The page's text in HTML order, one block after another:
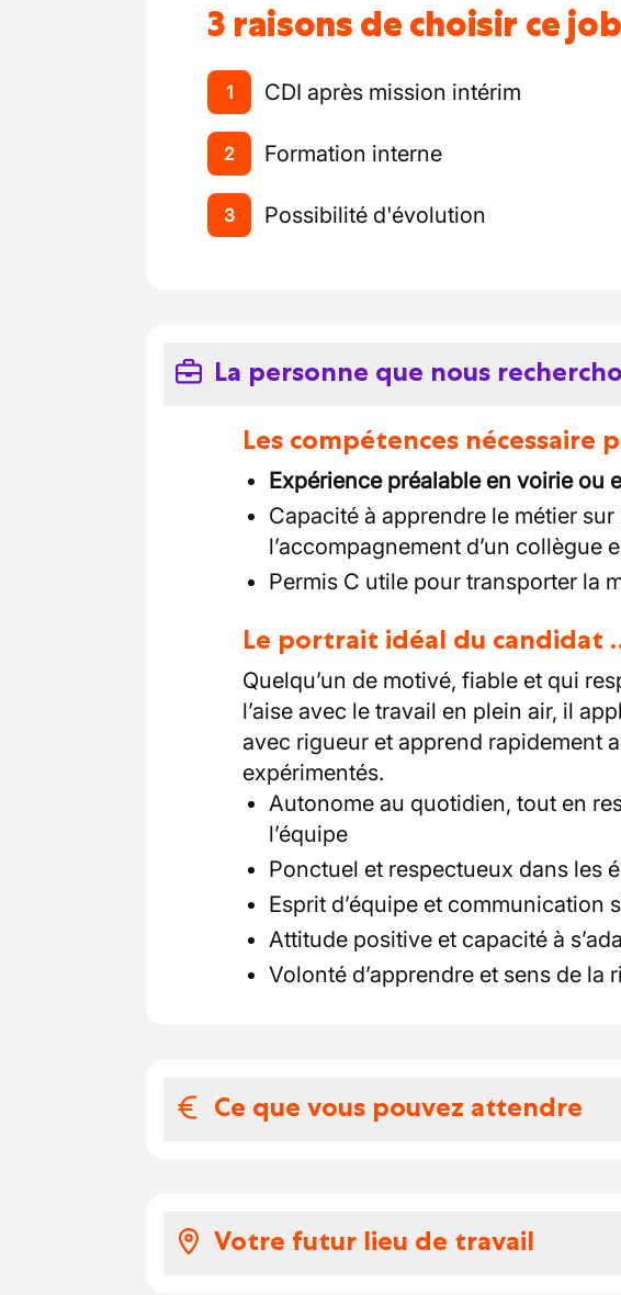
3 raisons de choisir ce job
1 CDI après mission intérim
2 Formation interne
3 Possibilité d'évolution
La personne que nous
Les compétences nécessaire
Expérience préalable en voirie ou
Capacité à apprendre le métier sur
l’accompagnement d’un collègue
Permis C utile pour transporter la
Le portrait idéal du candidat
Quelqu’un de motivé, fiable et qui
l’aise avec le travail en plein air, il
avec rigueur et apprend rapidement
expérimentés.
Autonome au quotidien, tout en
l’équipe
Ponctuel et respectueux dans les
Esprit d’équipe et communication
Attitude positive et capacité à
Volonté d’apprendre et sens de la
Ce que vous pouvez attendre
fonction de votre expérience.
Votre futur lieu de travail